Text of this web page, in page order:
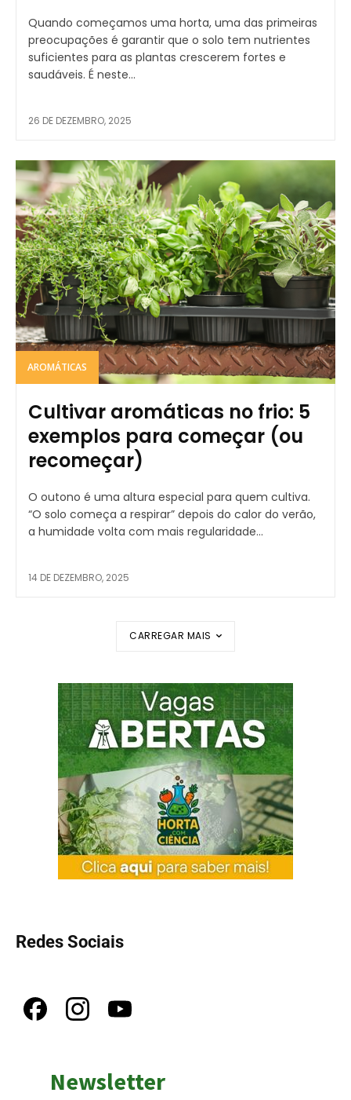
Quando começamos uma horta, uma das primeiras
preocupações é garantir que o solo tem nutrientes
suficientes para as plantas crescerem fortes e
saudáveis. É neste...
26 DE DEZEMBRO, 2025
AROMÁTICAS
Cultivar aromáticas no frio: 5
exemplos para começar (ou
recomeçar)
O outono é uma altura especial para quem cultiva.
“O solo começa a respirar” depois do calor do verão,
a humidade volta com mais regularidade...
14 DE DEZEMBRO, 2025
CARREGAR MAIS
Redes Sociais
Newsletter